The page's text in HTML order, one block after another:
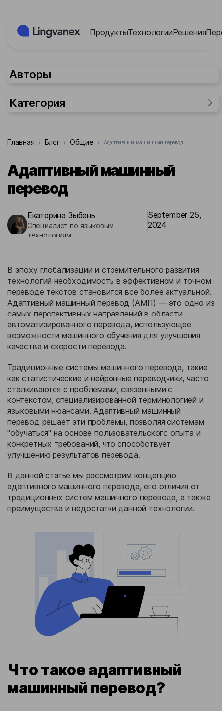
ПродуктыТехнологииРешения
Авторы
Категория
Отрасли промышленности
Исследования
Для людей
Для государства
Бизнес-кейсы
Главная / Блог / Общие / Адаптивный машинный перевод
Адаптивный машинный
перевод
Екатерина Зыбень
Специалист по языковым
технологиям
September 25,
2024
В эпоху глобализации и стремительного развития
технологий необходимость в эффективном и точном
переводе текстов становится все более актуальной.
Адаптивный машинный перевод (АМП) — это одно из
самых перспективных направлений в области
автоматизированного перевода, использующее
возможности машинного обучения для улучшения
качества и скорости перевода.
Традиционные системы машинного перевода, такие
как статистические и нейронные переводчики, часто
сталкиваются с проблемами, связанными с
контекстом, специализированной терминологией и
языковыми нюансами. Адаптивный машинный
перевод решает эти проблемы, позволяя системам
"обучаться" на основе пользовательского опыта и
конкретных требований, что способствует
улучшению результатов перевода.
В данной статье мы рассмотрим концепцию
адаптивного машинного перевода, его отличия от
традиционных систем машинного перевода, а также
преимущества и недостатки данной технологии.
Что такое адаптивный
машинный перевод?